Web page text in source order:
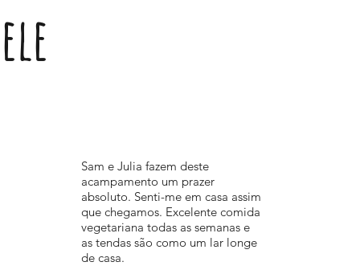
Sam e Julia fazem deste
acampamento um prazer
absoluto. Senti-me em casa assim
que chegamos. Excelente comida
vegetariana todas as semanas e
as tendas são como um lar longe
de casa.